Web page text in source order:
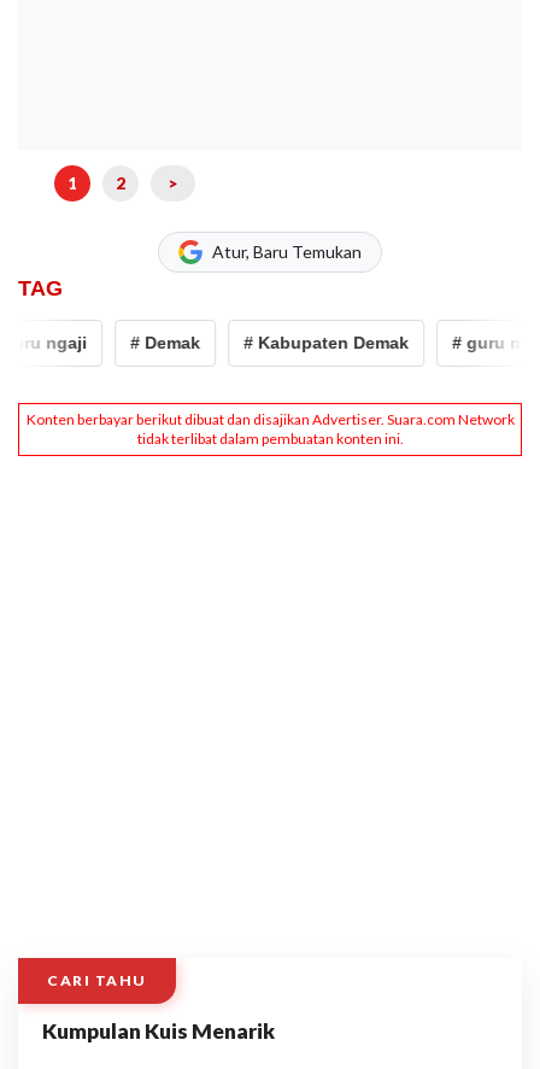
1 2 >
Atur, Baru Temukan
TAG
ngaji # Demak # Kabupaten Demak # guru madin
CARI TAHU
Kumpulan Kuis Menarik